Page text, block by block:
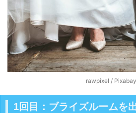
rawpixel / Pixabay
1回目：ブライズルームを